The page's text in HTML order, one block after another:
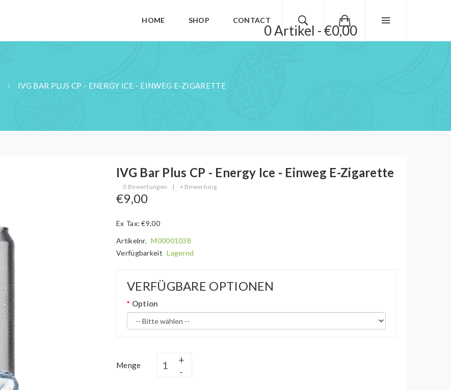
0 Artikel - €0,00
HOME SHOP CONTACT
IVG BAR PLUS CP - ENERGY ICE - EINWEG E-ZIGARETTE
IVG Bar Plus CP - Energy Ice - Einweg E-Zigarette
0 Bewertungen | + Bewertung
€9,00
Ex Tax: €9,00
Artikelnr. M00001038
Verfügbarkeit Lagernd
VERFÜGBARE OPTIONEN
Option
Menge